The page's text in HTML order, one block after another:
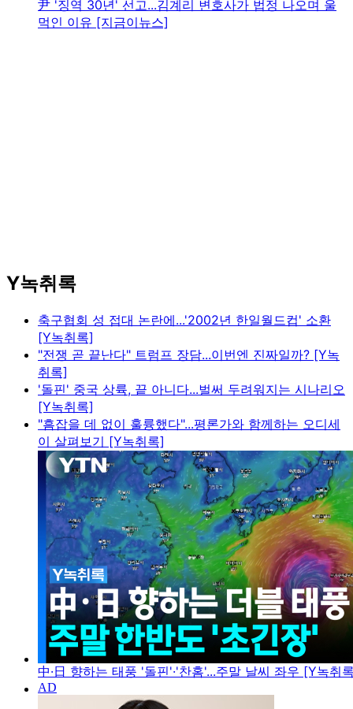
尹 '징역 30년' 선고...김계리 변호사가 법정 나오며 울
먹인 이유 [지금이뉴스]
Y녹취록
축구협회 성 접대 논란에...'2002년 한일월드컵' 소환
[Y녹취록]
"전쟁 곧 끝난다" 트럼프 장담...이번엔 진짜일까? [Y녹
취록]
'돌핀' 중국 상륙, 끝 아니다...벌써 두려워지는 시나리오
[Y녹취록]
"흠잡을 데 없이 훌륭했다"...평론가와 함께하는 오디세
이 살펴보기 [Y녹취록]
中·日 향하는 태풍 '돌핀'·'찬홈'...주말 날씨 좌우 [Y녹취